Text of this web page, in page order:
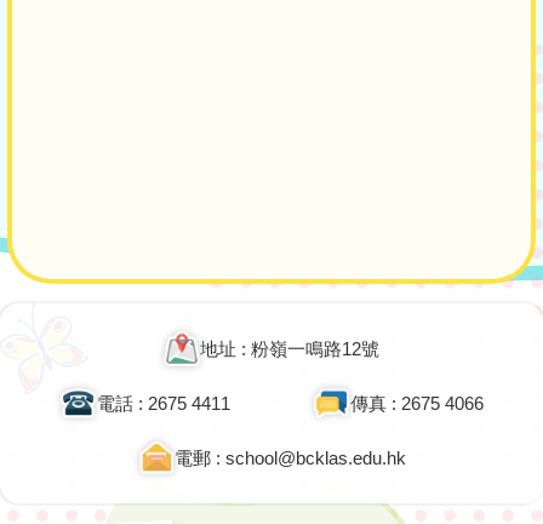
地址 : 粉嶺一鳴路12號
電話 : 2675 4411 傳真 : 2675 4066
電郵 : school@bcklas.edu.hk